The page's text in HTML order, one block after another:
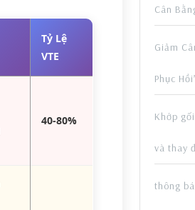
Tỷ Lệ
VTE
40-80%
Cân
Giảm
Phục
Khớp
và thay
thông